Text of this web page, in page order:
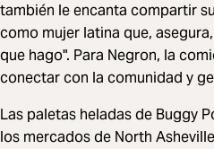
también le encanta compartir
como mujer latina que,
que hago". Para Negron, la
conectar con la comunidad y
Las paletas heladas de Buggy
los mercados de North